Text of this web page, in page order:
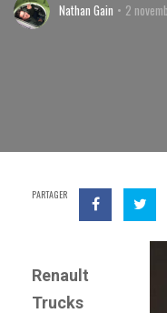
Nathan Gain 2
PARTAGER
Renault
Trucks